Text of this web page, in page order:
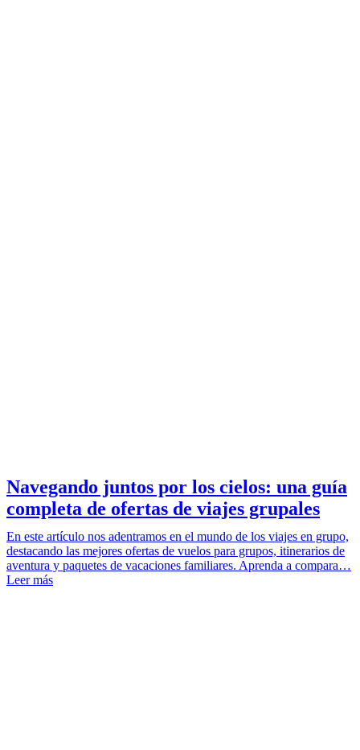
Navegando juntos por los cielos: una guía
completa de ofertas de viajes grupales
En este artículo nos adentramos en el mundo de los viajes en grupo,
destacando las mejores ofertas de vuelos para grupos, itinerarios de
aventura y paquetes de vacaciones familiares. Aprenda a compara…
Leer más